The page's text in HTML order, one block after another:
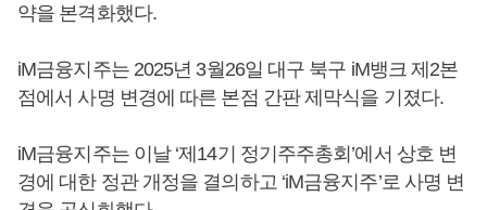
약을 본격화했다.
iM금융지주는 2025년 3월26일 대구 북구 iM뱅크 제2본
점에서 사명 변경에 따른 본점 간판 제막식을 기졌다.
iM금융지주는 이날 ‘제14기 정기주주총회’에서 상호 변
경에 대한 정관 개정을 결의하고 ‘iM금융지주’로 사명 변